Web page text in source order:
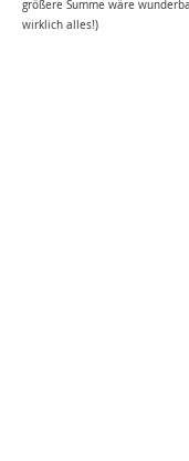
größere Summe wäre
wirklich alles!)